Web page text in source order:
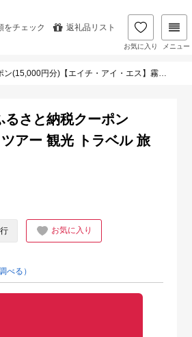
をチェック 返礼品リスト
お気に入り メニュー
島市 旅行 ツアー 観光 トラベル 旅 チケット 電子クーポン 旅行券
さと納税クーポン
アー 観光 トラベル 旅
お気に入り
べる）